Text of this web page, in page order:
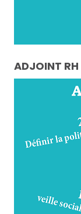
ADJOINT RH